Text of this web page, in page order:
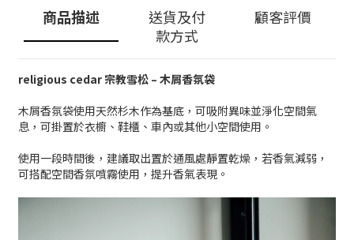
商品描述
送貨及付
款方式
顧客評價
religious cedar 宗教雪松 – 木屑香氛袋
木屑香氛袋使用天然杉木作為基底，可吸附異味並淨化空間氣
息，可掛置於衣櫥、鞋櫃、車內或其他小空間使用。
使用一段時間後，建議取出置於通風處靜置乾燥，若香氣減弱，
可搭配空間香氛噴霧使用，提升香氣表現。